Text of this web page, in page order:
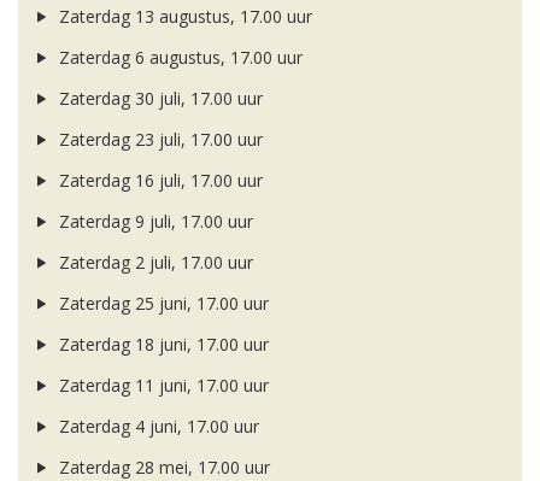
Zaterdag 13 augustus, 17.00 uur
Zaterdag 6 augustus, 17.00 uur
Zaterdag 30 juli, 17.00 uur
Zaterdag 23 juli, 17.00 uur
Zaterdag 16 juli, 17.00 uur
Zaterdag 9 juli, 17.00 uur
Zaterdag 2 juli, 17.00 uur
Zaterdag 25 juni, 17.00 uur
Zaterdag 18 juni, 17.00 uur
Zaterdag 11 juni, 17.00 uur
Zaterdag 4 juni, 17.00 uur
Zaterdag 28 mei, 17.00 uur